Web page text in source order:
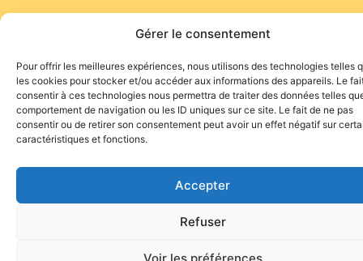
Gérer le consentement
Pour offrir les meilleures expériences, nous utilisons des technologies telles
les cookies pour stocker et/ou accéder aux informations des appareils. Le
consentir à ces technologies nous permettra de traiter des données telles
comportement de navigation ou les ID uniques sur ce site. Le fait de ne pas
consentir ou de retirer son consentement peut avoir un effet négatif sur
caractéristiques et fonctions.
Accepter
Refuser
Voir les préférences